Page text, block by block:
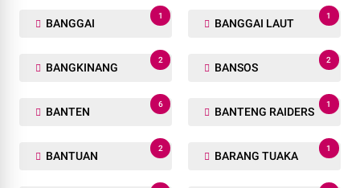
BANGGAI
1
BANGGAI LAUT
1
BANGKINANG
2
BANSOS
2
BANTEN
6
BANTENG RAIDERS
1
BANTUAN
2
BARANG TUAKA
1